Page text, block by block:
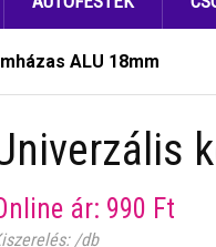
ALU 18mm
ár: 990 Ft
/db